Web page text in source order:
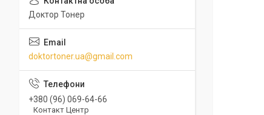
Доктор Тонер
doktortoner.ua@gmail.com
+380 (96) 069-64-66
Контакт Центр